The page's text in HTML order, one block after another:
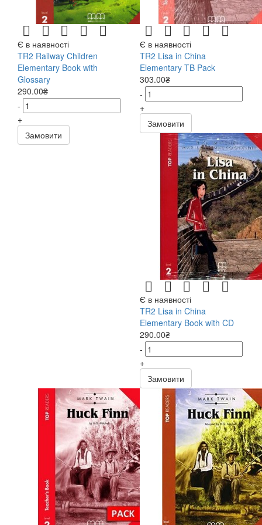
Є в наявності
TR2 Railway Children
Elementary Book with
Glossary
290.00₴
-
+
Замовити
Є в наявності
TR2 Lisa in China
Elementary TB Pack
303.00₴
-
+
Замовити
Є в наявності
TR2 Lisa in China
Elementary Book with CD
290.00₴
-
+
Замовити